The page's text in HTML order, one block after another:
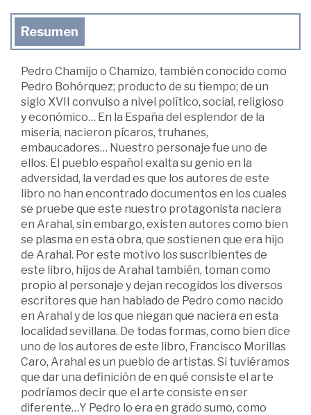
Resumen
Pedro Chamijo o Chamizo, también conocido como
Pedro Bohórquez; producto de su tiempo; de un
siglo XVII convulso a nivel político, social, religioso
y económico… En la España del esplendor de la
miseria, nacieron pícaros, truhanes,
embaucadores… Nuestro personaje fue uno de
ellos. El pueblo español exalta su genio en la
adversidad, la verdad es que los autores de este
libro no han encontrado documentos en los cuales
se pruebe que este nuestro protagonista naciera
en Arahal, sin embargo, existen autores como bien
se plasma en esta obra, que sostienen que era hijo
de Arahal. Por este motivo los suscribientes de
este libro, hijos de Arahal también, toman como
propio al personaje y dejan recogidos los diversos
escritores que han hablado de Pedro como nacido
en Arahal y de los que niegan que naciera en esta
localidad sevillana. De todas formas, como bien dice
uno de los autores de este libro, Francisco Morillas
Caro, Arahal es un pueblo de artistas. Si tuviéramos
que dar una definición de en qué consiste el arte
podríamos decir que el arte consiste en ser
diferente…Y Pedro lo era en grado sumo, como